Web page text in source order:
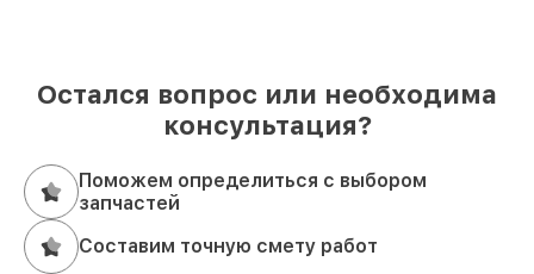
Остался вопрос или необходима
консультация?
Поможем определиться с выбором
запчастей
Составим точную смету работ